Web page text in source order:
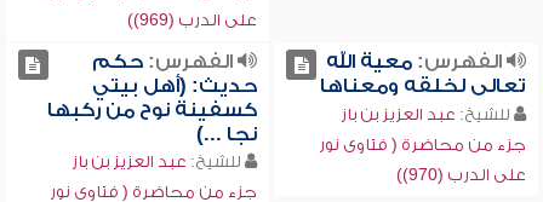
على الدرب (969))
الفهرس:معية الله
تعالى لخلقه ومعناها
للشيخ: عبد العزيز بن باز
جزء من محاضرة ( فتاوى نور
على الدرب (970))
الفهرس:حكم
حديث: (أهل بيتي
كسفينة نوح من ركبها
نجا ...)
للشيخ: عبد العزيز بن باز
جزء من محاضرة ( فتاوى نور